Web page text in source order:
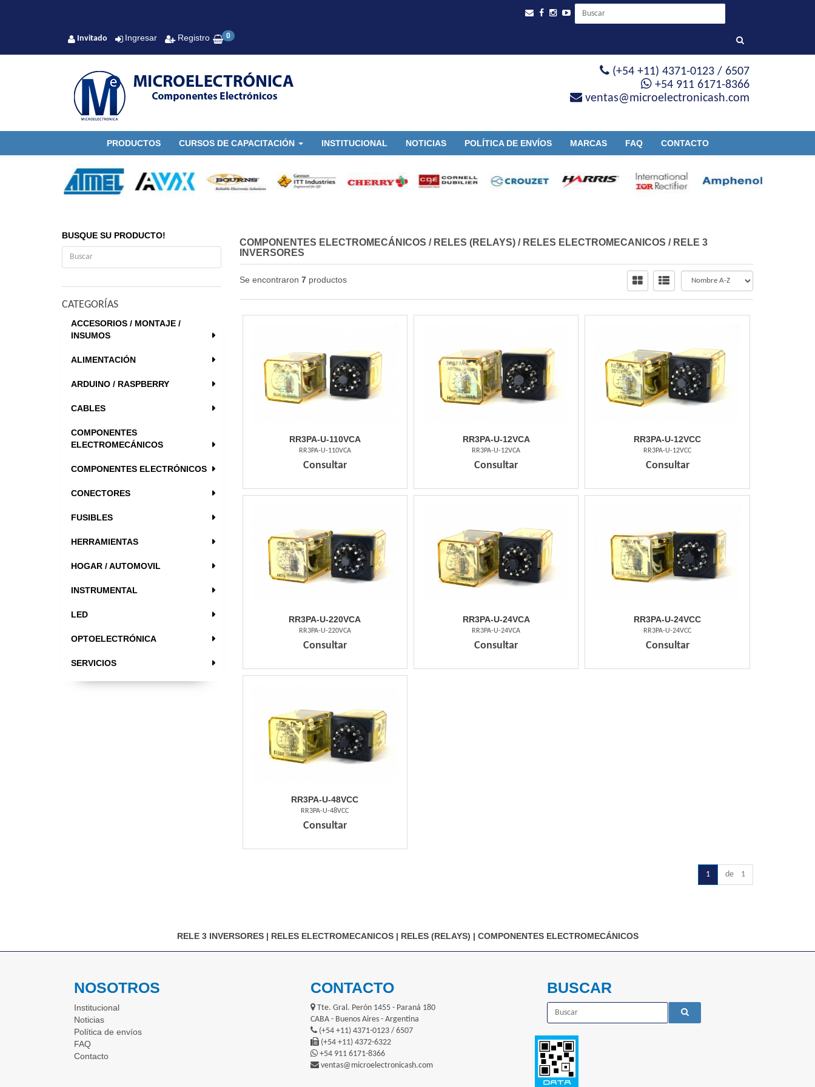
Invitado Ingresar Registro 0
PRODUCTOS CURSOS DE CAPACITACIÓN INSTITUCIONAL NOTICIAS POLÍTICA DE ENVÍOS MARCAS FAQ CONTACTO
(+54 +11) 4371-0123 / 6507
+54 911 6171-8366
ventas@microelectronicash.com
BUSQUE SU PRODUCTO!
CATEGORÍAS
ACCESORIOS / MONTAJE /
INSUMOS
ALIMENTACIÓN
ARDUINO / RASPBERRY
CABLES
COMPONENTES
ELECTROMECÁNICOS
COMPONENTES ELECTRÓNICOS
CONECTORES
FUSIBLES
HERRAMIENTAS
HOGAR / AUTOMOVIL
INSTRUMENTAL
LED
OPTOELECTRÓNICA
SERVICIOS
COMPONENTES ELECTROMECÁNICOS / RELES (RELAYS)/ RELES ELECTROMECANICOS / RELE 3
INVERSORES
Se encontraron 7 productos
RR3PA-U-110VCA
RR3PA-U-110VCA
Consultar
RR3PA-U-12VCA
RR3PA-U-12VCA
Consultar
RR3PA-U-12VCC
RR3PA-U-12VCC
Consultar
RR3PA-U-220VCA
RR3PA-U-220VCA
Consultar
RR3PA-U-24VCA
RR3PA-U-24VCA
Consultar
RR3PA-U-24VCC
RR3PA-U-24VCC
Consultar
RR3PA-U-48VCC
RR3PA-U-48VCC
Consultar
1 de 1
RELE 3 INVERSORES| RELES ELECTROMECANICOS| RELES (RELAYS) | COMPONENTES ELECTROMECÁNICOS
NOSOTROS
Institucional
Noticias
Política de envíos
FAQ
Contacto
CONTACTO
Tte. Gral. Perón 1455 - Paraná 180
CABA - Buenos Aires - Argentina
(+54 +11) 4371-0123 / 6507
(+54 +11) 4372-6322
+54 911 6171-8366
ventas@microelectronicash.com
BUSCAR